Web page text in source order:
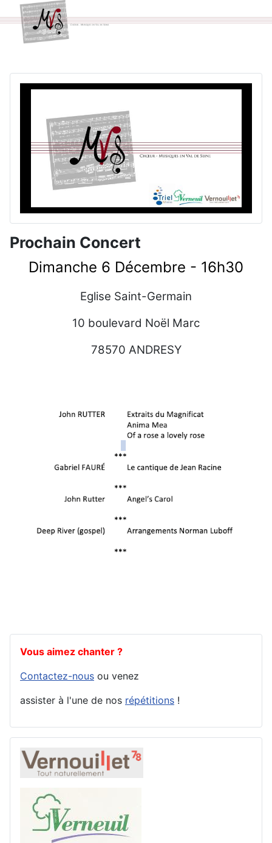
Prochain Concert
Dimanche 6 Décembre - 16h30
Eglise Saint-Germain
10 boulevard Noël Marc
78570 ANDRESY
Vous aimez chanter ?
Contactez-nous ou venez
assister à l'une de nos répétitions !